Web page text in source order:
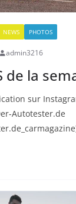
NEWS PHOTOS
admin3216
de la
sur
Autotester.de